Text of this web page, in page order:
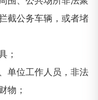
截公务车辆，或者堵
；
单位工作人员，非法
物；